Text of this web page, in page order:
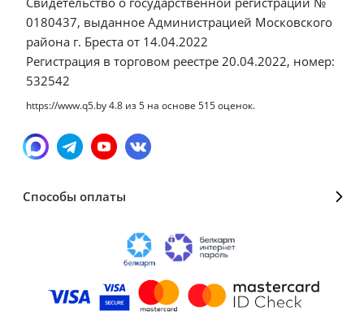
0180437, выданное Администрацией Московского
района г. Бреста от 14.04.2022
Регистрация в торговом реестре 20.04.2022, номер:
532542
https://www.q5.by4.8 из5 на основе 515оценок.
Способы оплаты